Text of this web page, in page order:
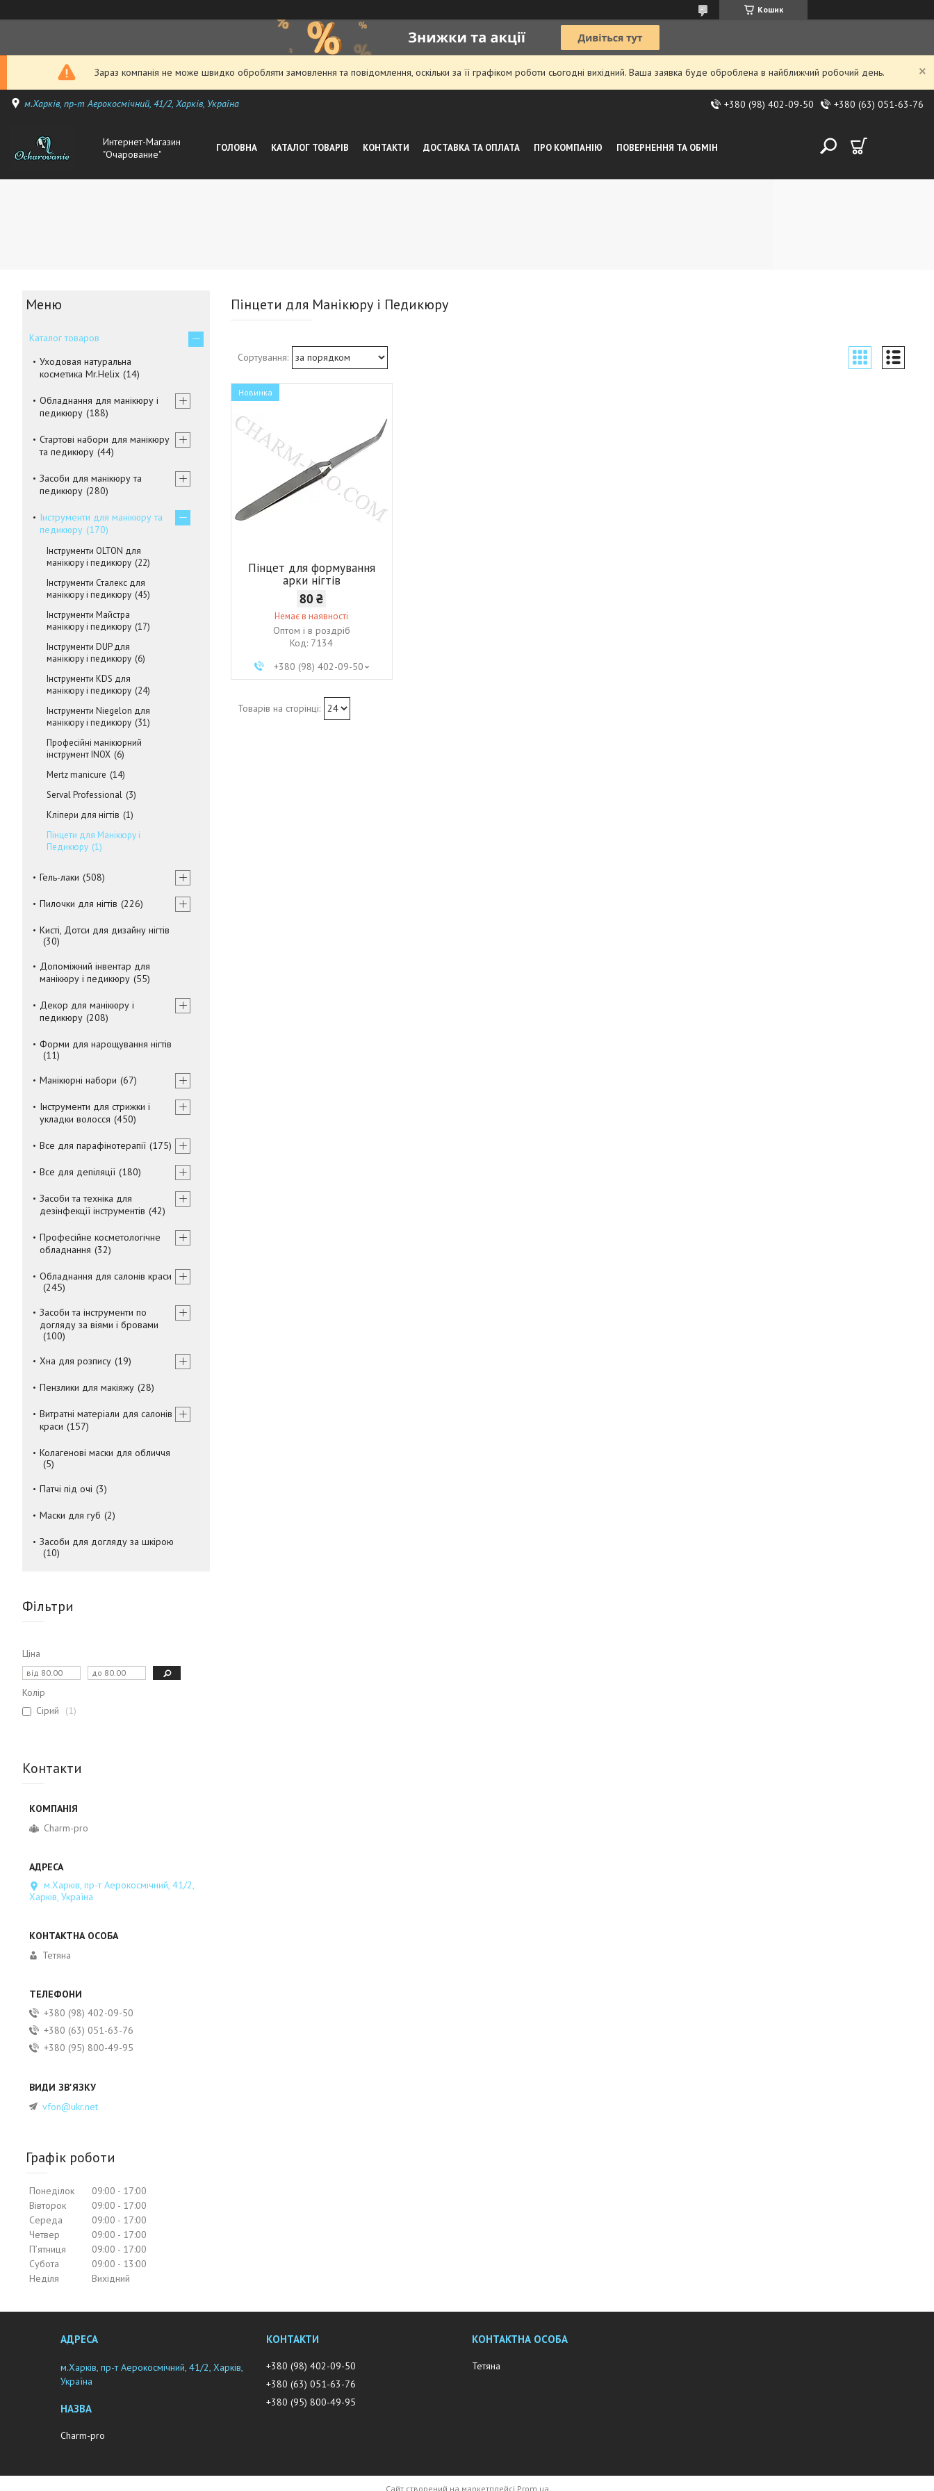
Кошик
Зараз компанія не може швидко обробляти замовлення та повідомлення, оскільки за її графіком роботи сьогодні вихідний. Ваша заявка буде оброблена в найближчий робочий день.
м.Харків, пр-т Аерокосмічний, 41/2, Харків, Україна +380 (98) 402-09-50 +380 (63) 051-63-76
Интернет-Магазин
"Очарование"
ГОЛОВНА КАТАЛОГ ТОВАРІВ КОНТАКТИ ДОСТАВКА ТА ОПЛАТА ПРО КОМПАНІЮ ПОВЕРНЕННЯ ТА ОБМІН
Пінцети для Манікюру і Педикюру
Новинка
Пінцет для формування
арки нігтів
80 ₴
Немає в наявності
Оптом і в роздріб
7134
+380 (98) 402-09-50
Каталог товаров
Уходовая натуральна
косметика Mr.Helix 14
Обладнання для манікюру і
педикюру 188
Стартові набори для манікюру
та педикюру 44
Засоби для манікюру та
педикюру 280
Інструменти для манікюру та
педикюру 170
Інструменти OLTON для
манікюру і педикюру 22
Інструменти Сталекс для
манікюру і педикюру 45
Інструменти Майстра
манікюру і педикюру 17
Інструменти DUP для
манікюру і педикюру 6
Інструменти KDS для
манікюру і педикюру 24
Інструменти Niegelon для
манікюру і педикюру 31
Професійні манікюрний
інструмент INOX 6
Mertz manicure 14
Serval Professional 3
Кліпери для нігтів 1
Пінцети для Манікюру і
Педикюру 1
Гель-лаки 508
Пилочки для нігтів 226
Кисті, Дотси для дизайну нігтів
30
Допоміжний інвентар для
манікюру і педикюру 55
Декор для манікюру і
педикюру 208
Форми для нарощування нігтів
11
Манікюрні набори 67
Інструменти для стрижки і
укладки волосся 450
Все для парафінотерапії 175
Все для депіляції 180
Засоби та техніка для
дезінфекції інструментів 42
Професійне косметологічне
обладнання
32
Обладнання для салонів краси
245
Засоби та інструменти по
догляду за віями і бровами
100
Хна для розпису 19
Пензлики для макіяжу 28
Витратні матеріали для салонів
краси
157
Колагенові маски для обличчя
5
Патчі під очі
3
Маски для губ 2
Засоби для догляду за шкірою
10
Фільтри
Ціна
Колір
Сірий
1
Контакти
Charm-pro
м.Харків, пр-т Аерокосмічний, 41/2,
Харків, Україна
Тетяна
+380 (98) 402-09-50
+380 (63) 051-63-76
+380 (95) 800-49-95
vfon@ukr.net
Графік роботи
Понеділок 09:00
17:00
Вівторок
09:00
17:00
Середа
09:00
17:00
Четвер
09:00
17:00
Пʼятниця
09:00
17:00
Субота
09:00
13:00
Неділя
Вихідний
м.Харків, пр-т Аерокосмічний, 41/2, Харків,
Україна
Charm-pro
+380 (98) 402-09-50
+380 (63) 051-63-76
+380 (95) 800-49-95
Тетяна
Сайт створений на маркетплейсі Prom.ua